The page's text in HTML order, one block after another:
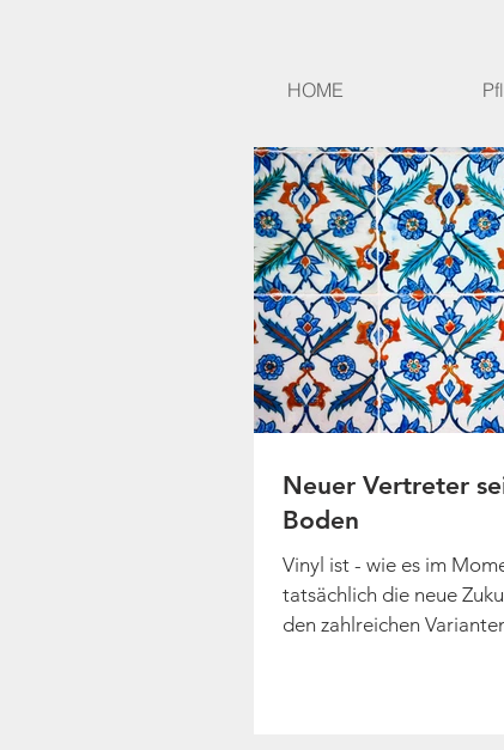
HOME
Neuer Vertreter
Boden
Vinyl ist - wie es im
tatsächlich die neue
den zahlreichen